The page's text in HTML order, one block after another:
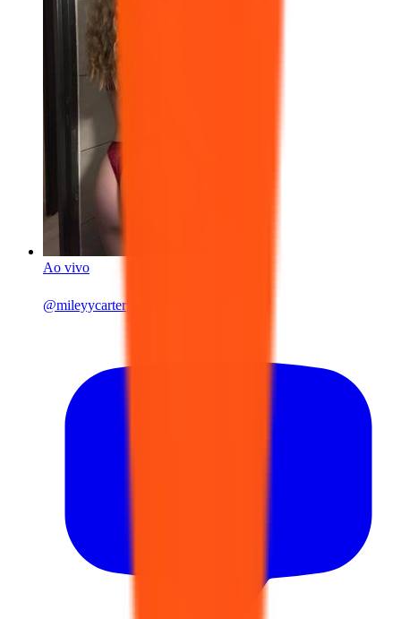
Ao vivo
@mileyycarter